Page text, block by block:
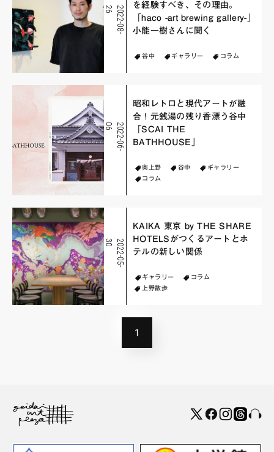
2
0
2
2
-
0
8
-
2
6
を経験すべき、その理由。
「haco -art brewing gallery-」
小能一樹さんに聞く
谷中 ギャラリー コラム
2
0
2
2
-
0
6
-
0
6
昭和レトロと現代アートが融
合！元銭湯の残り香漂う谷中
「SCAI THE
BATHHOUSE」
奥上野 谷中
ギャラリー
コラム
2
0
2
2
-
0
5
-
3
0
KAIKA 東京 by THE SHARE
HOTELSがつくるアートとホ
テルの新しい関係
ギャラリー
コラム
上野散歩
1